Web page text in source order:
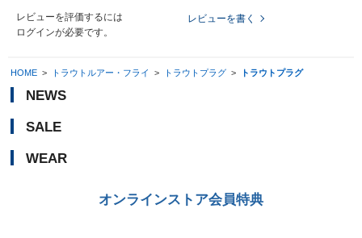
レビューを評価するには
ログインが必要です。
レビューを書く
HOME > トラウトルアー・フライ > トラウトプラグ > トラウトプラグ
NEWS
SALE
WEAR
オンラインストア会員特典